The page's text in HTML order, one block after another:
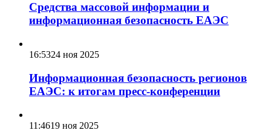
Средства массовой информации и
информационная безопасность ЕАЭС
16:5324 ноя 2025
Информационная безопасность регионов
ЕАЭС: к итогам пресс-конференции
11:4619 ноя 2025